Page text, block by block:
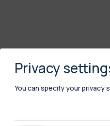
Privacy
You can specify your privacy